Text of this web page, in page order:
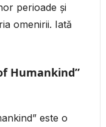
perioade și
omenirii. Iată
Humankind”
este o